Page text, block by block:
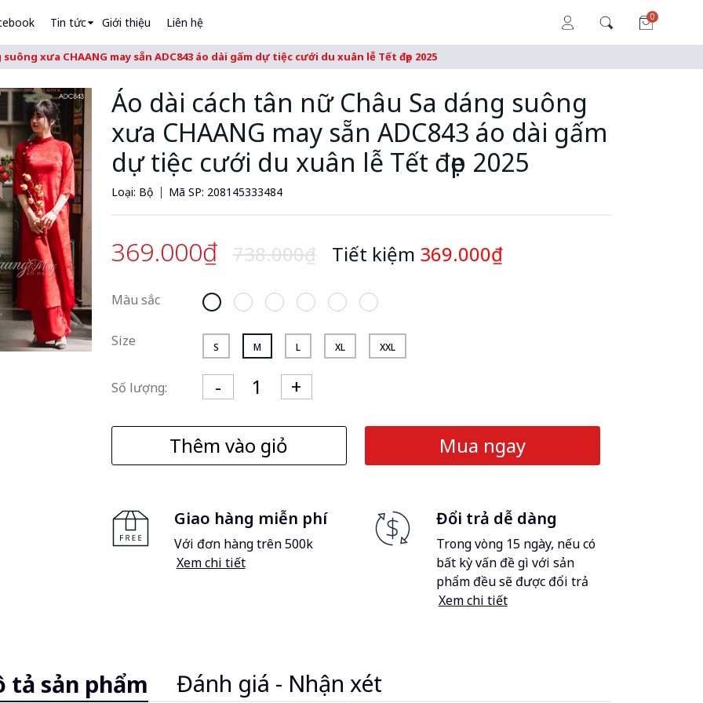
Tin tức Giới thiệu Liên hệ 0
xưa CHAANG may sẵn ADC843 áo dài gấm dự tiệc cưới du xuân lễ Tết đẹp 2025
Áo dài cách tân nữ Châu Sa dáng suông
xưa CHAANG may sẵn ADC843 áo dài gấm
dự tiệc cưới du xuân lễ Tết đẹp 2025
Loại: Bộ Mã SP: 208145333484
369.000₫ 738.000₫ Tiết kiệm 369.000₫
Màu sắc
Size S M L XL XXL
Số lượng:
Thêm vào giỏ Mua ngay
Giao hàng miễn phí
Với đơn hàng trên 500k
Xem chi tiết
Đổi trả dễ dàng
Trong vòng 15 ngày, nếu có
bất kỳ vấn đề gì với sản
phẩm đều sẽ được đổi trả
Xem chi tiết
tả sản phẩm Đánh giá - Nhận xét
Hướng dẫn đang được cập nhật
giỏ hàng
ĐƠN GIÁ SỐ LƯỢNG THÀNH TIỀN
gót Valentino 07 12000000 Quantity
- 36000000
THANH TOÁN
Thêm vào giỏ hàng